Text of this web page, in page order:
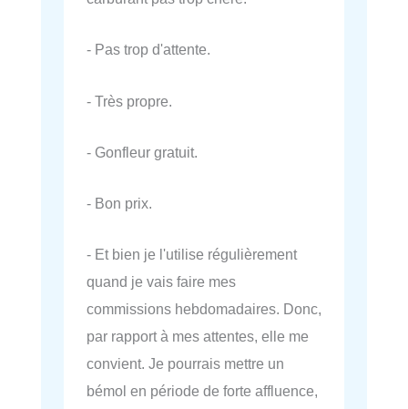
- Pas trop d'attente.
- Très propre.
- Gonfleur gratuit.
- Bon prix.
- Et bien je l'utilise régulièrement
quand je vais faire mes
commissions hebdomadaires. Donc,
par rapport à mes attentes, elle me
convient. Je pourrais mettre un
bémol en période de forte affluence,